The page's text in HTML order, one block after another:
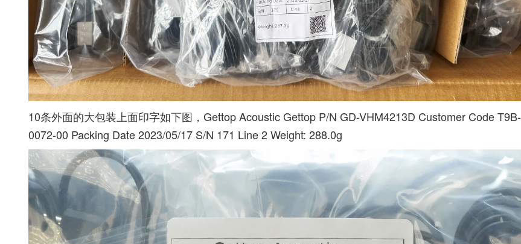
10条外面的大包装上面印字如下图，Gettop Acoustic Gettop P/N GD-VHM4213D Customer Code T9B-
0072-00 Packing Date 2023/05/17 S/N 171 Line 2 Weight: 288.0g